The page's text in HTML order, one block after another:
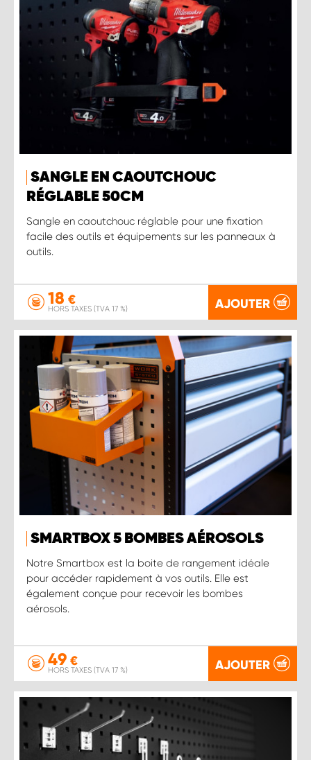
SANGLE EN CAOUTCHOUC
RÉGLABLE 50CM
Sangle en caoutchouc réglable pour une fixation
facile des outils et équipements sur les panneaux à
outils.
18 €
HORS TAXES (TVA 17 %) AJOUTER
SMARTBOX 5 BOMBES AÉROSOLS
Notre Smartbox est la boite de rangement idéale
pour accéder rapidement à vos outils. Elle est
également conçue pour recevoir les bombes
aérosols.
49 €
HORS TAXES (TVA 17 %) AJOUTER